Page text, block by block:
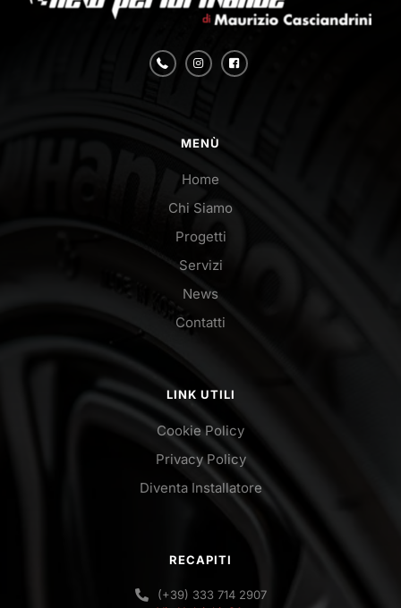
MENÙ
Home
Chi Siamo
Progetti
Servizi
News
Contatti
LINK UTILI
Cookie Policy
Privacy Policy
Diventa Installatore
RECAPITI
(+39) 333 714 2907